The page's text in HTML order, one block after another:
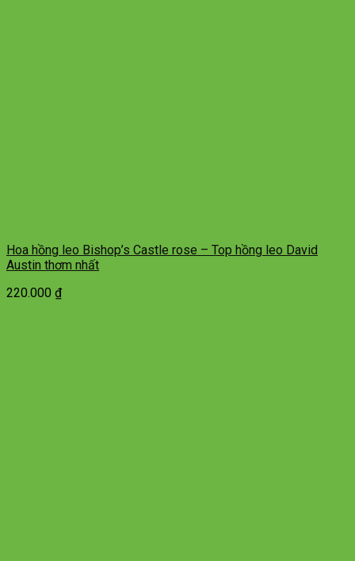
Hoa hồng leo Bishop’s Castle rose – Top hồng leo David
Austin thơm nhất
220.000 ₫